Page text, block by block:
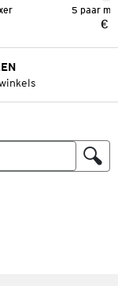
5 paar
€